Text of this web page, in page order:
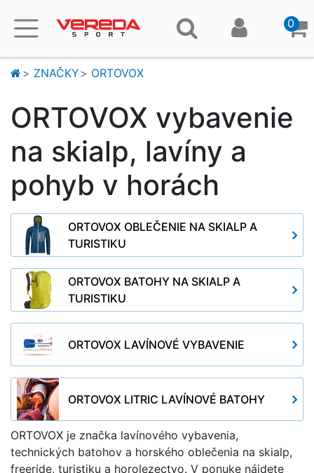
0
ZNAČKY ORTOVOX
ORTOVOX vybavenie
na skialp, lavíny a
pohyb v horách
ORTOVOX OBLEČENIE NA SKIALP A
TURISTIKU
ORTOVOX BATOHY NA SKIALP A
TURISTIKU
ORTOVOX LAVÍNOVÉ VYBAVENIE
ORTOVOX LITRIC LAVÍNOVÉ BATOHY
ORTOVOX je značka lavínového vybavenia,
technických batohov a horského oblečenia na skialp,
freeride, turistiku a horolezectvo. V ponuke nájdete